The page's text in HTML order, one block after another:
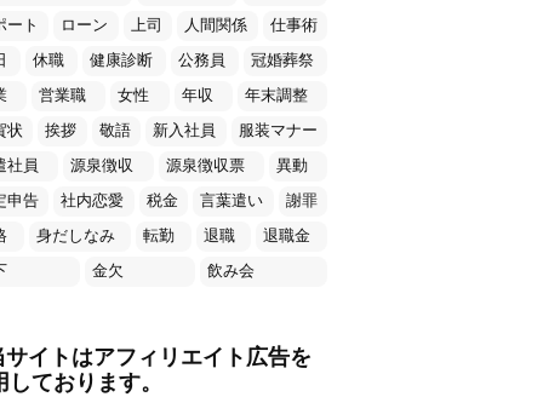
ート
ローン 上司 人間関係
仕事術
休職 健康診断 公務員
冠婚葬祭
営業職 女性 年収
年末調整
状
挨拶 敬語 新入社員
服装マナー
社員
源泉徴収 源泉徴収票
異動
申告
社内恋愛 税金 言葉遣い
謝罪
身だしなみ 転勤 退職
退職金
金欠 飲み会
イトはアフィリエイト広告を
しております。